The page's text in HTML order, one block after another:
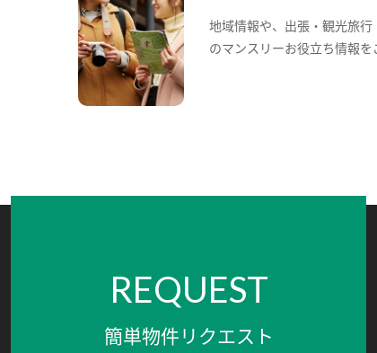
地域情報や、出張・観光旅
のマンスリーお役立ち情報を
REQUEST
簡単物件リクエスト